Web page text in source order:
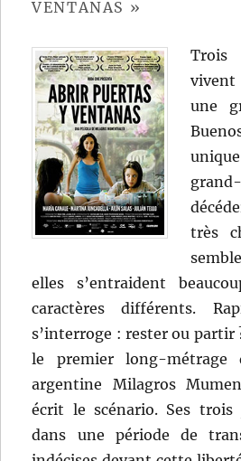
VENTANAS »
Trois
une
très
elles s’entraident
caractères différents.
s’interroge : rester ou partir
le premier long-métrage
argentine Milagros
écrit le scénario. Ses
dans une période de